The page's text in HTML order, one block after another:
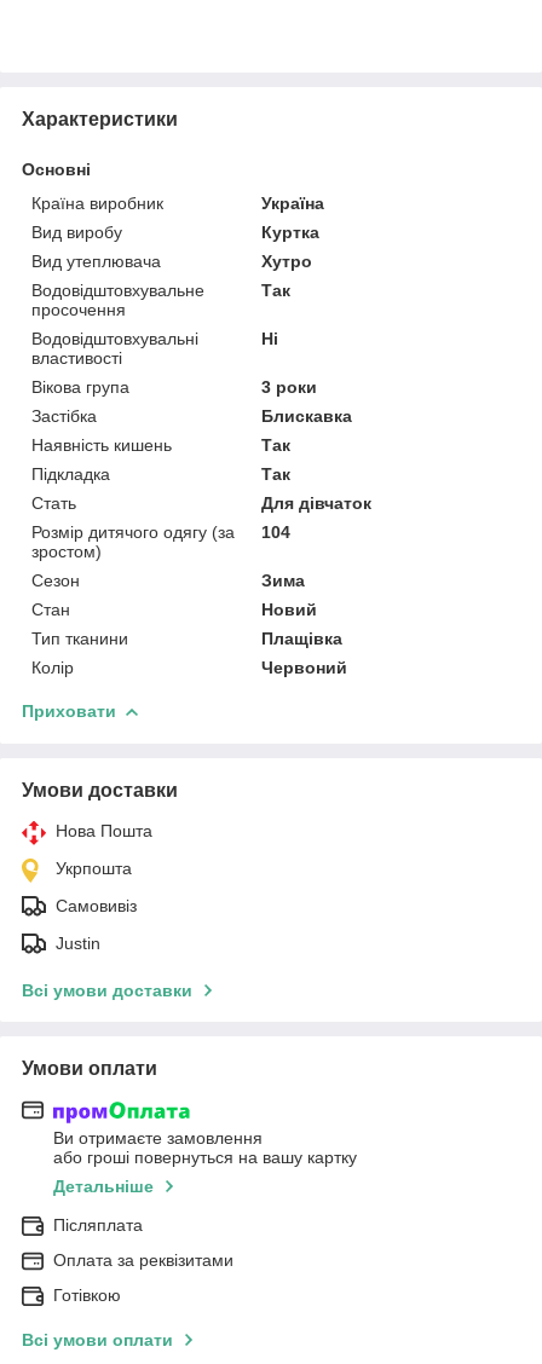
Характеристики
Основні
Країна виробник
Україна
Вид виробу
Куртка
Вид утеплювача
Хутро
Водовідштовхувальне
просочення
Так
Водовідштовхувальні
властивості
Ні
Вікова група
3 роки
Застібка
Блискавка
Наявність кишень
Так
Підкладка
Так
Стать
Для дівчаток
Розмір дитячого одягу (за
зростом)
104
Сезон
Зима
Стан
Новий
Тип тканини
Плащівка
Колір
Червоний
Приховати
Умови доставки
Нова Пошта
Укрпошта
Самовивіз
Justin
Всі умови доставки
Умови оплати
Ви отримаєте замовлення
або гроші повернуться на вашу картку
Детальніше
Післяплата
Оплата за реквізитами
Готівкою
Всі умови оплати